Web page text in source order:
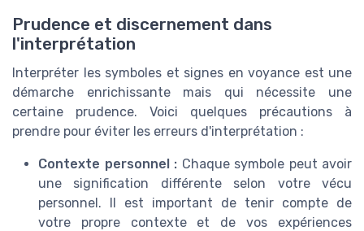
Prudence et discernement dans
l'interprétation
Interpréter les symboles et signes en voyance est une
démarche enrichissante mais qui nécessite une
certaine prudence. Voici quelques précautions à
prendre pour éviter les erreurs d'interprétation :
Contexte personnel : Chaque symbole peut avoir
une signification différente selon votre vécu
personnel. Il est important de tenir compte de
votre propre contexte et de vos expériences